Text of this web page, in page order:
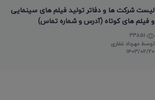
لیست شرکت ها و دفاتر تولید فیلم های سینمایی
و فیلم های کوتاه (آدرس و شماره تماس)
توسط مهرداد غفاری
۱۴۰۳/۰۲/۲۰